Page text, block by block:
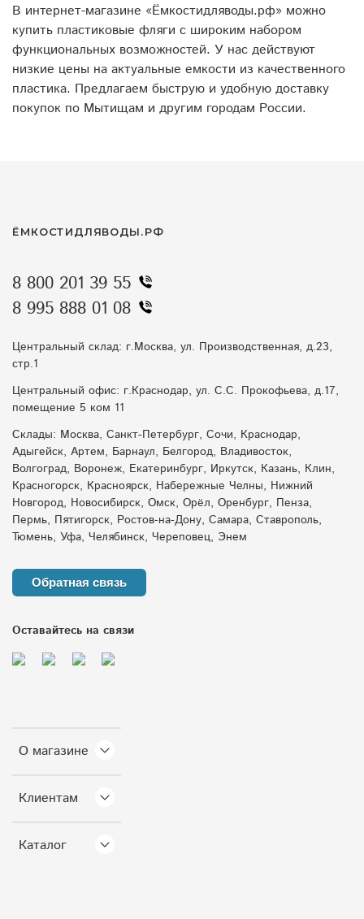
В интернет-магазине «Ёмкостидляводы.рф» можно
купить пластиковые фляги с широким набором
функциональных возможностей. У нас действуют
низкие цены на актуальные емкости из качественного
пластика. Предлагаем быструю и удобную доставку
покупок по Мытищам и другим городам России.
О магазине
Клиентам
Каталог
ЁМКОСТИДЛЯВОДЫ.РФ
8 800 201 39 55
8 995 888 01 08
Центральный склад: г.Москва, ул. Производственная, д.23,
стр.1
Центральный офис: г.Краснодар, ул. С.С. Прокофьева, д.17,
помещение 5 ком 11
Склады: Москва, Санкт-Петербург, Сочи, Краснодар,
Адыгейск, Артем, Барнаул, Белгород, Владивосток,
Волгоград, Воронеж, Екатеринбург, Иркутск, Казань, Клин,
Красногорск, Красноярск, Набережные Челны, Нижний
Новгород, Новосибирск, Омск, Орёл, Оренбург, Пенза,
Пермь, Пятигорск, Ростов-на-Дону, Самара, Ставрополь,
Тюмень, Уфа, Челябинск, Череповец, Энем
Обратная связь
Оставайтесь на связи